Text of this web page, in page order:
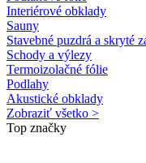
Interiérové obklady
Sauny
Stavebné puzdrá a skryté
Schody a výlezy
Termoizolačné fólie
Podlahy
Akustické obklady
Zobraziť všetko >
Top značky